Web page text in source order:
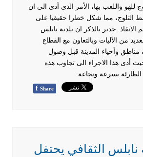
للهو واللعب بها، الأمر الذي أدى الى ان
الثلوج، مما شكل خطرا حقيقيا على
الانقاذ. جدير بالذكر ان بلدية نابلس
من الآليات وبالتعاون مع القطاع
وأحياء المدينة قبل وصول
حيث أدى هذا الاجراء الى تجاوب هذه
الطارئة بسرعة ونجاعة.
f Share
نابلس الثقافي يحتفل